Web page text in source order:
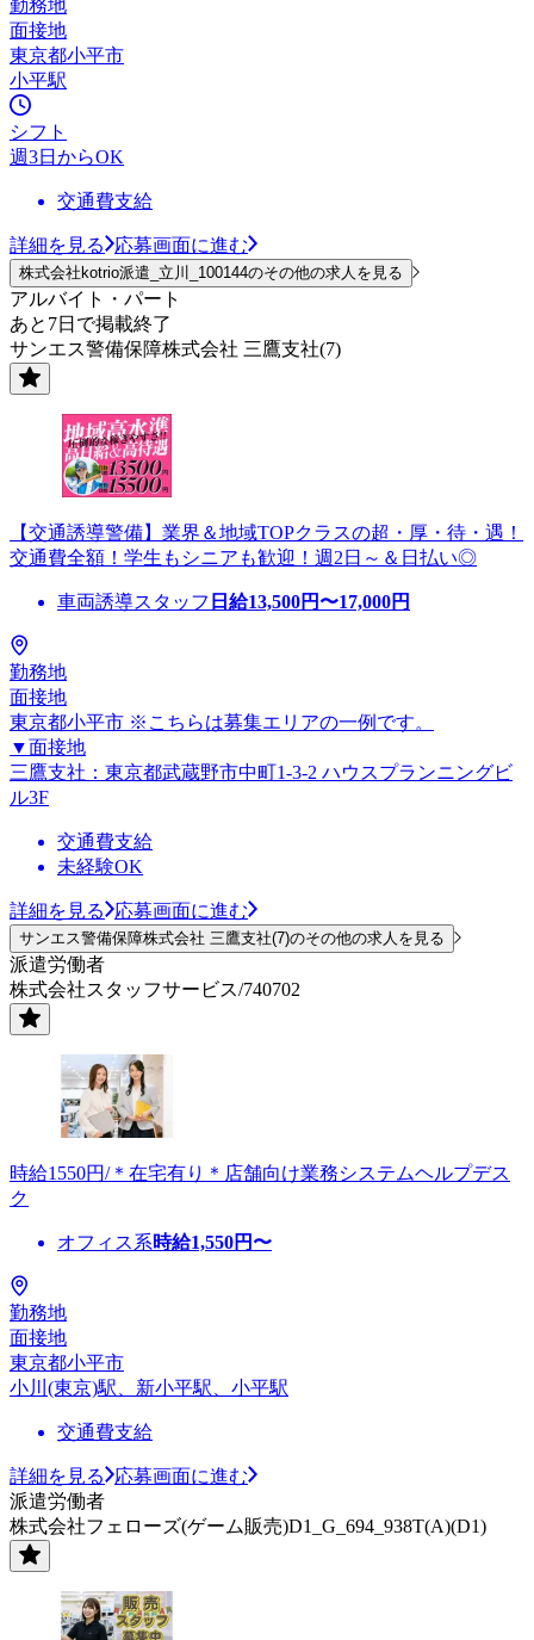
勤務地
面接地
東京都小平市
小平駅
シフト
週3日からOK
交通費支給
詳細を見る 応募画面に進む
株式会社kotrio派遣_立川_100144のその他の求人を見る
アルバイト・パート
あと7日で掲載終了
サンエス警備保障株式会社 三鷹支社(7)
【交通誘導警備】業界＆地域TOPクラスの超・厚・待・遇！
交通費全額！学生もシニアも歓迎！週2日～＆日払い◎
車両誘導スタッフ 日給13,500円〜17,000円
勤務地
面接地
東京都小平市 ※こちらは募集エリアの一例です。
▼面接地
三鷹支社：東京都武蔵野市中町1-3-2 ハウスプランニングビ
ル3F
交通費支給
未経験OK
詳細を見る 応募画面に進む
サンエス警備保障株式会社 三鷹支社(7)のその他の求人を見る
派遣労働者
株式会社スタッフサービス/740702
時給1550円/＊在宅有り＊店舗向け業務システムヘルプデス
ク
オフィス系時給1,550円〜
勤務地
面接地
東京都小平市
小川(東京)駅、新小平駅、小平駅
交通費支給
詳細を見る
応募画面に進む
派遣労働者
株式会社フェローズ(ゲーム販売)D1_G_694_938T(A)(D1)